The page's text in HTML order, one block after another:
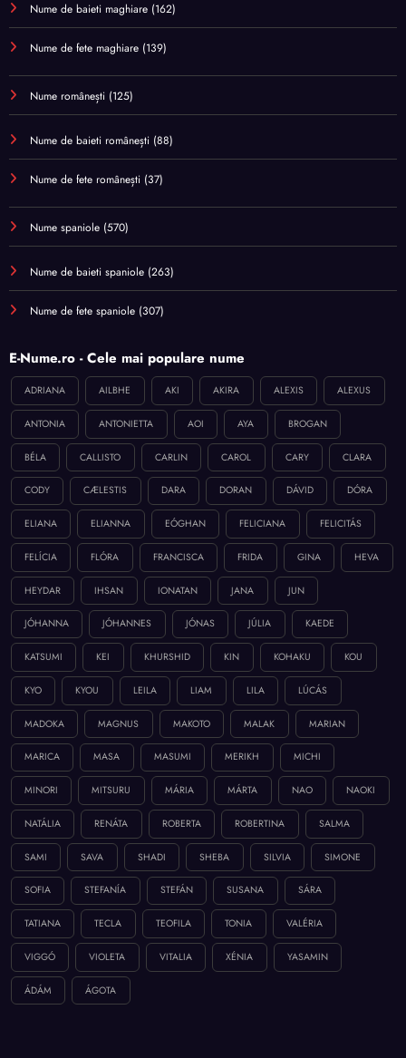
Nume de baieti maghiare (162)
Nume de fete maghiare (139)
Nume românești (125)
Nume de baieti românești (88)
Nume de fete românești (37)
Nume spaniole (570)
Nume de baieti spaniole (263)
Nume de fete spaniole (307)
E-Nume.ro - Cele mai populare nume
ADRIANA AILBHE AKI AKIRA ALEXIS ALEXUS
ANTONIA ANTONIETTA AOI AYA BROGAN
BÉLA CALLISTO CARLIN CAROL CARY CLARA
CODY CÆLESTIS DARA DORAN DÁVID DÓRA
ELIANA ELIANNA EÓGHAN FELICIANA FELICITÁS
FELÍCIA FLÓRA FRANCISCA FRIDA GINA HEVA
HEYDAR IHSAN IONATAN JANA JUN
JÓHANNA JÓHANNES JÓNAS JÚLIA KAEDE
KATSUMI KEI KHURSHID KIN KOHAKU KOU
KYO KYOU LEILA LIAM LILA LÚCÁS
MADOKA MAGNUS MAKOTO MALAK MARIAN
MARICA MASA MASUMI MERIKH MICHI
MINORI MITSURU MÁRIA MÁRTA NAO NAOKI
NATÁLIA RENÁTA ROBERTA ROBERTINA SALMA
SAMI SAVA SHADI SHEBA SILVIA SIMONE
SOFIA STEFANÍA STEFÁN SUSANA SÁRA
TATIANA TECLA TEOFILA TONIA VALÉRIA
VIGGÓ VIOLETA VITALIA XÉNIA YASAMIN
ÁDÁM ÁGOTA